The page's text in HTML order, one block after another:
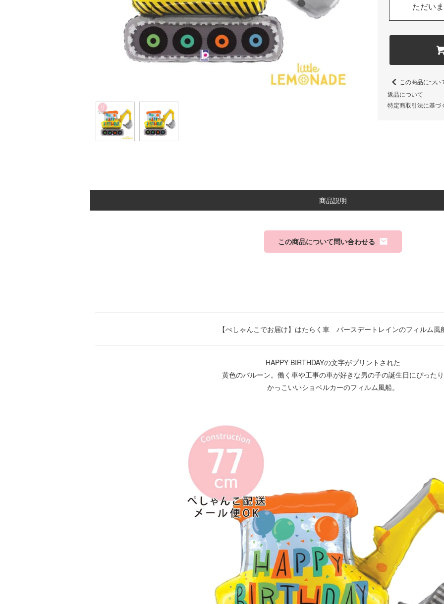
ただい
この商品につい
返品について
特定商取引法に基づ
商品説明
この商品について問い合わせる
【ぺしゃんこでお届け】はたらく車 バースデートレインのフィルム風
HAPPY BIRTHDAYの文字がプリントされた
黄色のバルーン。働く車や工事の車が好きな男の子の誕生日にぴったり
かっこいいショベルカーのフィルム風船。